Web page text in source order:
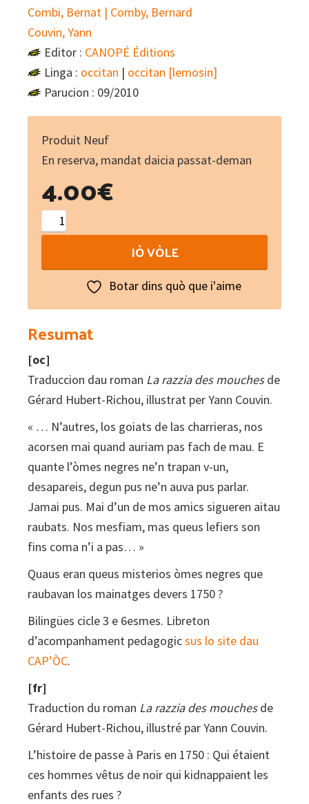
Combi, Bernat | Comby, Bernard
Couvin, Yann
Editor : CANOPÉ Éditions
Linga : occitan | occitan [lemosin]
Parucion : 09/2010
Produit Neuf
En reserva, mandat daicia passat-deman
4.00€
rafla
IÒ VÒLE
Botar dins quò que i'aime
Resumat
[oc]
Traduccion dau roman La razzia des mouchesde
Gérard Hubert-Richou, illustrat per Yann Couvin.
« … N’autres, los goiats de las charrieras, nos
acorsen mai quand auriam pas fach de mau. E
quante l’òmes negres ne’n trapan v-un,
desapareis, degun pus ne’n auva pus parlar.
Jamai pus. Mai d’un de mos amics sigueren aitau
raubats. Nos mesfiam, mas queus lefiers son
fins coma n’i a pas… »
Quaus eran queus misterios òmes negres que
raubavan los mainatges devers 1750 ?
Bilingües cicle 3 e 6esmes. Libreton
d’acompanhament pedagogicsus lo site dau
CAP’ÒC.
[fr]
Traduction du roman La razzia des mouchesde
Gérard Hubert-Richou, illustré par Yann Couvin.
L’histoire de passe à Paris en 1750 : Qui étaient
ces hommes vêtus de noir qui kidnappaient les
enfants des rues ?